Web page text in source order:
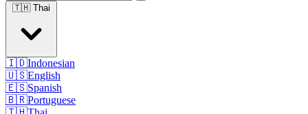
🇹🇭 Thai
🇮🇩Indonesian
🇺🇸English
🇪🇸Spanish
🇧🇷Portuguese